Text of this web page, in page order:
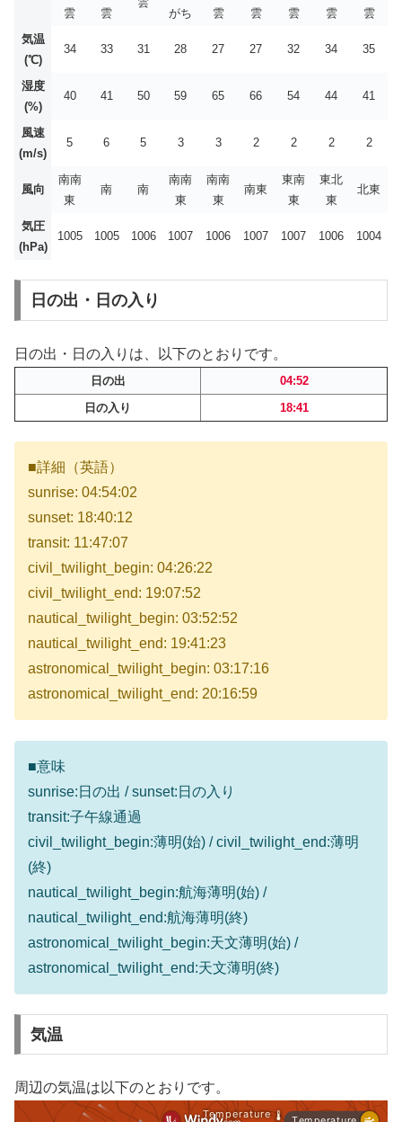
雲 雲
がち
雲 雲 雲 雲
雲
気温
(℃)
34 33 31 28 27 27 32 34 35
湿度
(%)
40 41 50 59 65 66 54 44 41
風速
(m/s)
5 6 5 3 3 2 2 2 2
風向
南南
東
南 南
南南
東
南南
東
南東
東南
東
東北
東
北東
気圧
(hPa)
1005 1005 1006 1007 1006 1007 1007 1006 1004
日の出・日の入り
日の出・日の入りは、以下のとおりです。
日の出
04:52
日の入り
18:41
■詳細（英語）
sunrise: 04:54:02
sunset: 18:40:12
transit: 11:47:07
civil_twilight_begin: 04:26:22
civil_twilight_end: 19:07:52
nautical_twilight_begin: 03:52:52
nautical_twilight_end: 19:41:23
astronomical_twilight_begin: 03:17:16
astronomical_twilight_end: 20:16:59
■意味
sunrise:日の出 / sunset:日の入り
transit:子午線通過
civil_twilight_begin:薄明(始) / civil_twilight_end:薄明
(終)
nautical_twilight_begin:航海薄明(始) /
nautical_twilight_end:航海薄明(終)
astronomical_twilight_begin:天文薄明(始) /
astronomical_twilight_end:天文薄明(終)
気温
周辺の気温は以下のとおりです。